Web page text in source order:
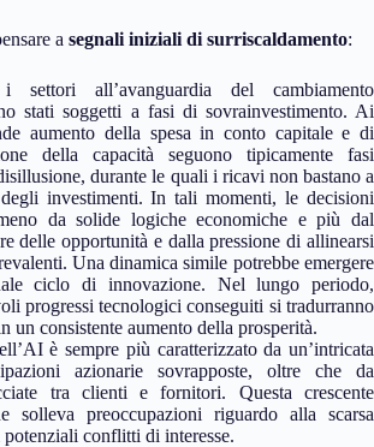
a segnali iniziali di surriscaldamento:
i settori all’avanguardia del cambiamento
stati soggetti a fasi di sovrainvestimento. Ai
aumento della spesa in conto capitale e di
della capacità seguono tipicamente fasi
durante le quali i ricavi non bastano a
investimenti. In tali momenti, le decisioni
da solide logiche economiche e più dal
delle opportunità e dalla pressione di allinearsi
Una dinamica simile potrebbe emergere
ciclo di innovazione. Nel lungo periodo,
progressi tecnologici conseguiti si tradurranno
un consistente aumento della prosperità.
è sempre più caratterizzato da un’intricata
azionarie sovrapposte, oltre che da
tra clienti e fornitori. Questa crescente
solleva preoccupazioni riguardo alla scarsa
potenziali conflitti di interesse.